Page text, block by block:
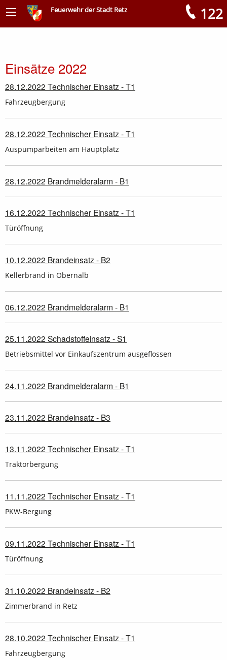
Feuerwehr der Stadt Retz 122
Einsätze 2022
28.12.2022 Technischer Einsatz - T1
Fahrzeugbergung
28.12.2022 Technischer Einsatz - T1
Auspumparbeiten am Hauptplatz
28.12.2022 Brandmelderalarm - B1
16.12.2022 Technischer Einsatz - T1
Türöffnung
10.12.2022 Brandeinsatz - B2
Kellerbrand in Obernalb
06.12.2022 Brandmelderalarm - B1
25.11.2022 Schadstoffeinsatz - S1
Betriebsmittel vor Einkaufszentrum ausgeflossen
24.11.2022 Brandmelderalarm - B1
23.11.2022 Brandeinsatz - B3
13.11.2022 Technischer Einsatz - T1
Traktorbergung
11.11.2022 Technischer Einsatz - T1
PKW-Bergung
09.11.2022 Technischer Einsatz - T1
Türöffnung
31.10.2022 Brandeinsatz - B2
Zimmerbrand in Retz
28.10.2022 Technischer Einsatz - T1
Fahrzeugbergung